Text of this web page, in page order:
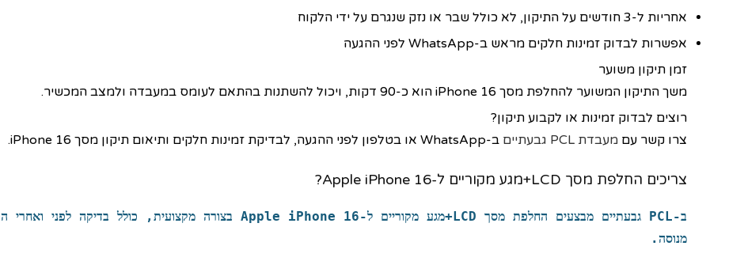
אחריות ל‑3 חודשים על התיקון, לא כולל שבר או נזק שנגרם על ידי הלקוח
אפשרות לבדוק זמינות חלקים מראש ב‑WhatsApp לפני ההגעה
זמן תיקון משוער
משך התיקון המשוער להחלפת מסך iPhone 16 הוא כ‑90 דקות, ויכול להשתנות בהתאם לעומס במעבדה ולמצב המכשיר.
רוצים לבדוק זמינות או לקבוע תיקון?
צרו קשר עם מעבדת PCL גבעתיים ב‑WhatsApp או בטלפון לפני ההגעה, לבדיקת זמינות חלקים ותיאום תיקון מסך iPhone 16.
צריכים החלפת מסך LCD+מגע מקוריים ל-Apple iPhone 16?
ב-PCL גבעתיים מבצעים החלפת מסך LCD+מגע מקוריים ל-Apple iPhone 16 בצורה מקצועית, כולל בדיקה לפני ואחרי
מנוסה.